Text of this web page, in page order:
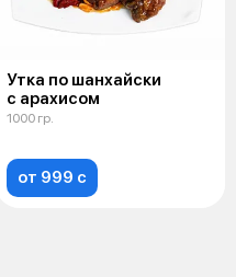
Утка по шанхайски
с арахисом
1000 гр.
от 999 c